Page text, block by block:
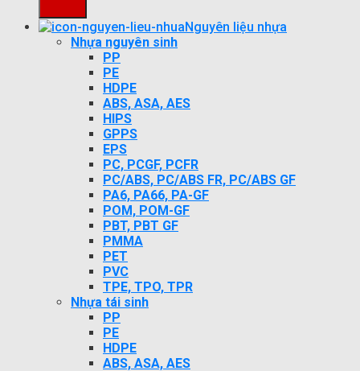
Nguyên liệu nhựa
Nhựa nguyên sinh
PP
PE
HDPE
ABS, ASA, AES
HIPS
GPPS
EPS
PC, PCGF, PCFR
PC/ABS, PC/ABS FR, PC/ABS GF
PA6, PA66, PA-GF
POM, POM-GF
PBT, PBT GF
PMMA
PET
PVC
TPE, TPO, TPR
Nhựa tái sinh
PP
PE
HDPE
ABS, ASA, AES